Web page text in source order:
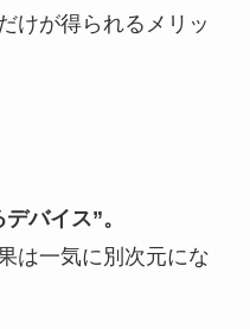
けが得られるメリッ
バイス”。
は一気に別次元にな